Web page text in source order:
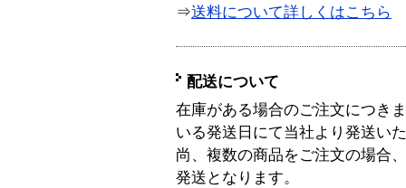
⇒送料について詳しくはこちら
配送について
在庫がある場合のご注文につき
いる発送日にて当社より発送い
尚、複数の商品をご注文の場合
発送となります。